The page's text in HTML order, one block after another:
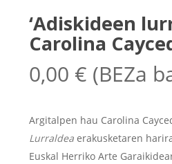
‘Adiskideen
Carolina
0,00 € (BEZa
Argitalpen hau Carolina
Lurraldeaerakusketaren
Euskal Herriko Arte